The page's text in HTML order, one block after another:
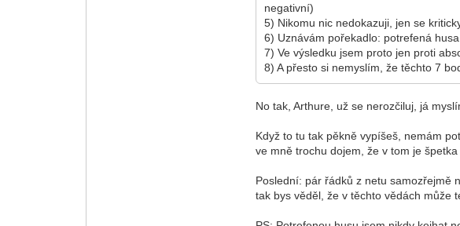
negativní)
5) Nikomu nic nedokazuji, jen se
6) Uznávám pořekadlo: potrefená
7) Ve výsledku jsem proto jen proti
8) A přesto si nemyslím, že těchto 7
No tak, Arthure, už se nerozčiluj, já
Když to tu tak pěkně vypíšeš, nemám
ve mně trochu dojem, že v tom je špetka
Poslední: pár řádků z netu samozřejmě
tak bys věděl, že v těchto vědách může